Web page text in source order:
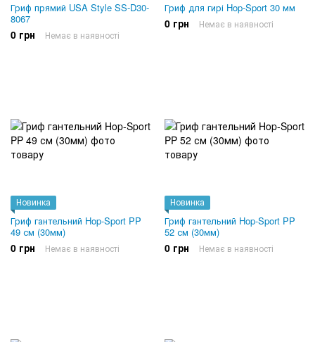
Гриф прямий USA Style SS-D30-
8067
0 грн Немає в наявності
Гриф для гирі Hop-Sport 30 мм
0 грн Немає в наявності
Новинка
Гриф гантельний Hop-Sport PP
49 см (30мм)
0 грн Немає в наявності
Новинка
Гриф гантельний Hop-Sport PP
52 см (30мм)
0 грн Немає в наявності